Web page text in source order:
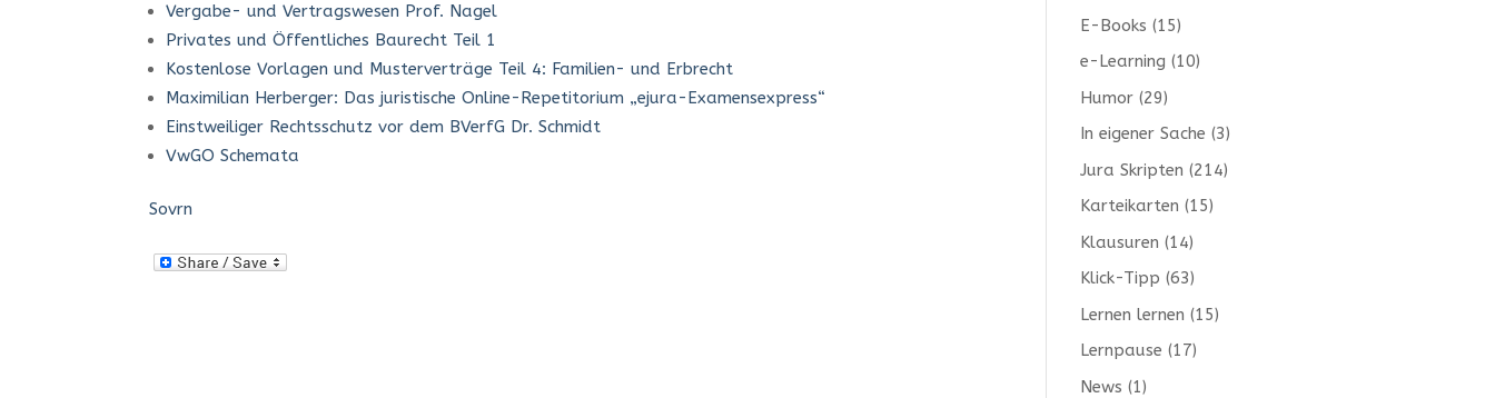
Vergabe- und Vertragswesen Prof. Nagel
Privates und Öffentliches Baurecht Teil 1
Kostenlose Vorlagen und Musterverträge Teil 4: Familien- und Erbrecht
Maximilian Herberger: Das juristische Online-Repetitorium „ejura-Examensexpress“
Einstweiliger Rechtsschutz vor dem BVerfG Dr. Schmidt
VwGO Schemata
Sovrn
E-Books (15)
e-Learning (10)
Humor(29)
In eigener Sache (3)
Jura Skripten (214)
Karteikarten (15)
Klausuren (14)
Klick-Tipp (63)
Lernen lernen (15)
Lernpause (17)
News (1)